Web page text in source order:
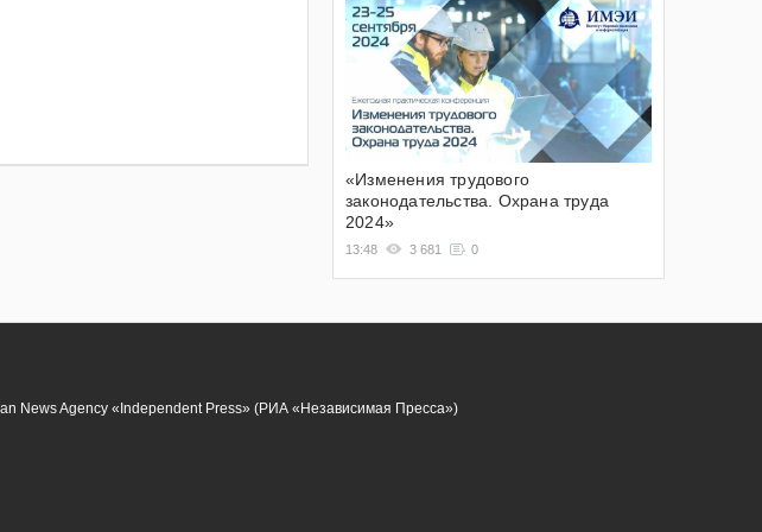
«Изменения трудового
законодательства. Охрана труда
2024»
13:48 3 681 0
News Agency «Independent Press» (РИА «Независимая Пресса»)